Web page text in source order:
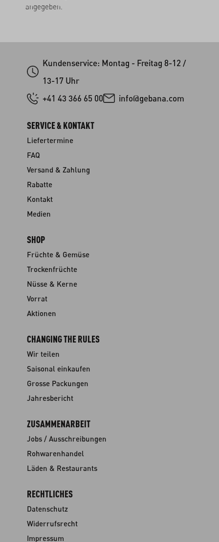
angegeben.
Kundenservice: Montag - Freitag 8-12 /
13-17 Uhr
+41 43 366 65 00
info@gebana.com
SERVICE & KONTAKT
Liefertermine
FAQ
Versand & Zahlung
Rabatte
Kontakt
Medien
SHOP
Früchte & Gemüse
Trockenfrüchte
Nüsse & Kerne
Vorrat
Aktionen
CHANGING THE RULES
Wir teilen
Saisonal einkaufen
Grosse Packungen
Jahresbericht
ZUSAMMENARBEIT
Jobs / Ausschreibungen
Rohwarenhandel
Läden & Restaurants
RECHTLICHES
Datenschutz
Widerrufsrecht
Impressum